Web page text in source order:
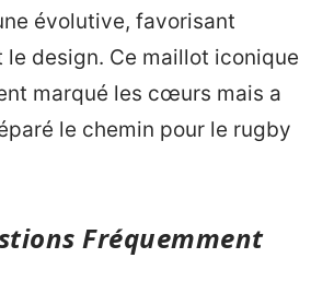
évolutive, favorisant
le design. Ce maillot iconique
marqué les cœurs mais a
le chemin pour le rugby
Fréquemment